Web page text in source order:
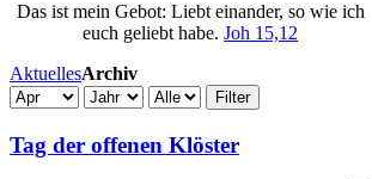
Das ist mein Gebot: Liebt einander, so wie ich
euch geliebt habe.Joh 15,12
AktuellesArchiv
Filter
Tag der offenen Klöster